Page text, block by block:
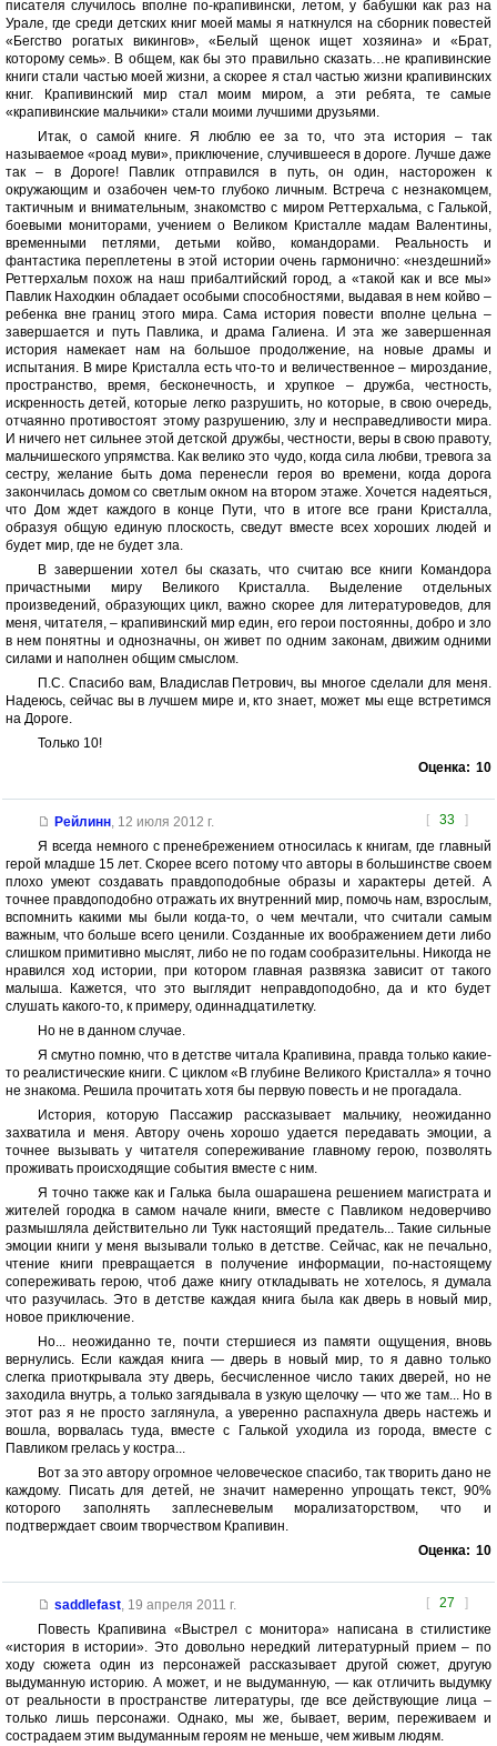
писателя случилось вполне по-крапивински, летом, у бабушки как раз на
Урале, где среди детских книг моей мамы я наткнулся на сборник повестей
«Бегство рогатых викингов», «Белый щенок ищет хозяина» и «Брат,
которому семь». В общем, как бы это правильно сказать…не крапивинские
книги стали частью моей жизни, а скорее я стал частью жизни крапивинских
книг. Крапивинский мир стал моим миром, а эти ребята, те самые
«крапивинские мальчики» стали моими лучшими друзьями.
Итак, о самой книге. Я люблю ее за то, что эта история – так
называемое «роад муви», приключение, случившееся в дороге. Лучше даже
так – в Дороге! Павлик отправился в путь, он один, насторожен к
окружающим и озабочен чем-то глубоко личным. Встреча с незнакомцем,
тактичным и внимательным, знакомство с миром Реттерхальма, с Галькой,
боевыми мониторами, учением о Великом Кристалле мадам Валентины,
временными петлями, детьми койво, командорами. Реальность и
фантастика переплетены в этой истории очень гармонично: «нездешний»
Реттерхальм похож на наш прибалтийский город, а «такой как и все мы»
Павлик Находкин обладает особыми способностями, выдавая в нем койво –
ребенка вне границ этого мира. Сама история повести вполне цельна –
завершается и путь Павлика, и драма Галиена. И эта же завершенная
история намекает нам на большое продолжение, на новые драмы и
испытания. В мире Кристалла есть что-то и величественное – мироздание,
пространство, время, бесконечность, и хрупкое – дружба, честность,
искренность детей, которые легко разрушить, но которые, в свою очередь,
отчаянно противостоят этому разрушению, злу и несправедливости мира.
И ничего нет сильнее этой детской дружбы, честности, веры в свою правоту,
мальчишеского упрямства. Как велико это чудо, когда сила любви, тревога за
сестру, желание быть дома перенесли героя во времени, когда дорога
закончилась домом со светлым окном на втором этаже. Хочется надеяться,
что Дом ждет каждого в конце Пути, что в итоге все грани Кристалла,
образуя общую единую плоскость, сведут вместе всех хороших людей и
будет мир, где не будет зла.
В завершении хотел бы сказать, что считаю все книги Командора
причастными миру Великого Кристалла. Выделение отдельных
произведений, образующих цикл, важно скорее для литературоведов, для
меня, читателя, – крапивинский мир един, его герои постоянны, добро и зло
в нем понятны и однозначны, он живет по одним законам, движим одними
силами и наполнен общим смыслом.
П.С. Спасибо вам, Владислав Петрович, вы многое сделали для меня.
Надеюсь, сейчас вы в лучшем мире и, кто знает, может мы еще встретимся
на Дороге.
Только 10!
Оценка: 10
[ 33 ]
Рейлинн, 12 июля 2012 г.
Я всегда немного с пренебрежением относилась к книгам, где главный
герой младше 15 лет. Скорее всего потому что авторы в большинстве своем
плохо умеют создавать правдоподобные образы и характеры детей. А
точнее правдоподобно отражать их внутренний мир, помочь нам, взрослым,
вспомнить какими мы были когда-то, о чем мечтали, что считали самым
важным, что больше всего ценили. Созданные их воображением дети либо
слишком примитивно мыслят, либо не по годам сообразительны. Никогда не
нравился ход истории, при котором главная развязка зависит от такого
малыша. Кажется, что это выглядит неправдоподобно, да и кто будет
слушать какого-то, к примеру, одиннадцатилетку.
Но не в данном случае.
Я смутно помню, что в детстве читала Крапивина, правда только какие-
то реалистические книги. С циклом «В глубине Великого Кристалла» я точно
не знакома. Решила прочитать хотя бы первую повесть и не прогадала.
История, которую Пассажир рассказывает мальчику, неожиданно
захватила и меня. Автору очень хорошо удается передавать эмоции, а
точнее вызывать у читателя сопереживание главному герою, позволять
проживать происходящие события вместе с ним.
Я точно также как и Галька была ошарашена решением магистрата и
жителей городка в самом начале книги, вместе с Павликом недоверчиво
размышляла действительно ли Тукк настоящий предатель... Такие сильные
эмоции книги у меня вызывали только в детстве. Сейчас, как не печально,
чтение книги превращается в получение информации, по-настоящему
сопереживать герою, чтоб даже книгу откладывать не хотелось, я думала
что разучилась. Это в детстве каждая книга была как дверь в новый мир,
новое приключение.
Но... неожиданно те, почти стершиеся из памяти ощущения, вновь
вернулись. Если каждая книга — дверь в новый мир, то я давно только
слегка приоткрывала эту дверь, бесчисленное число таких дверей, но не
заходила внутрь, а только загядывала в узкую щелочку — что же там... Но в
этот раз я не просто заглянула, а уверенно распахнула дверь настежь и
вошла, ворвалась туда, вместе с Галькой уходила из города, вместе с
Павликом грелась у костра...
Вот за это автору огромное человеческое спасибо, так творить дано не
каждому. Писать для детей, не значит намеренно упрощать текст, 90%
которого заполнять заплесневелым морализаторством, что и
подтверждает своим творчеством Крапивин.
Оценка: 10
[ 27 ]
saddlefast, 19 апреля 2011 г.
Повесть Крапивина «Выстрел с монитора» написана в стилистике
«история в истории». Это довольно нередкий литературный прием – по
ходу сюжета один из персонажей рассказывает другой сюжет, другую
выдуманную историю. А может, и не выдуманную, — как отличить выдумку
от реальности в пространстве литературы, где все действующие лица –
только лишь персонажи. Однако, мы же, бывает, верим, переживаем и
сострадаем этим выдуманным героям не меньше, чем живым людям.